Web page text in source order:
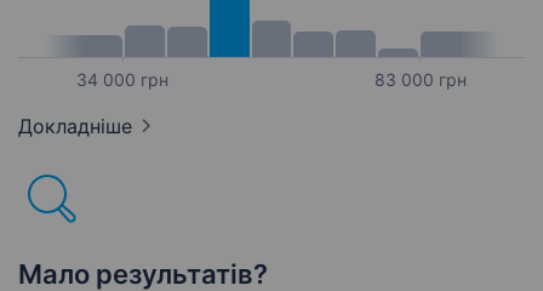
34 000 грн 83 000 грн
Докладніше
Мало результатів?